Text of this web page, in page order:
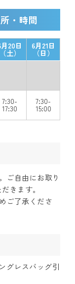
・時間
20日
（土）
6月21日
（日）
7:30-
17:30
7:30-
15:00
ご自由にお取り
きます。
ご了承くださ
グレスバッグ引